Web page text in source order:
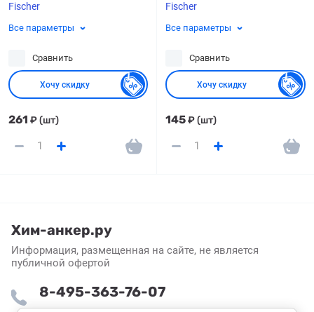
Fischer
Все параметры
Сравнить
Хочу скидку
261 ₽(шт)
Fischer
Все параметры
Сравнить
Хочу скидку
145₽(шт)
Хим-анкер.ру
Информация, размещенная на сайте, не является
публичной офертой
8-495-363-76-07